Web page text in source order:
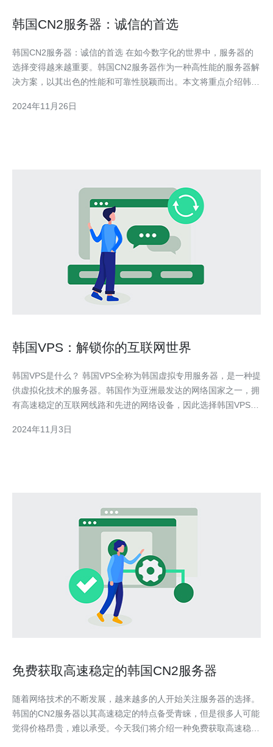
韩国CN2服务器：诚信的首选
韩国CN2服务器：诚信的首选 在如今数字化的世界中，服务器的
选择变得越来越重要。韩国CN2服务器作为一种高性能的服务器解
决方案，以其出色的性能和可靠性脱颖而出。本文将重点介绍韩国
CN2服务器采用了CN2 GIA线路，提供出色的网
2024年11月26日
韩国VPS：解锁你的互联网世界
韩国VPS是什么？ 韩国VPS全称为韩国虚拟专用服务器，是一种提
供虚拟化技术的服务器。韩国作为亚洲最发达的网络国家之一，拥
有高速稳定的互联网线路和先进的网络设备，因此选择韩国VPS可
VPS具有以下几个突出的优势： 高速稳定的网络连接：韩国拥有
2024年11月3日
免费获取高速稳定的韩国CN2服务器
随着网络技术的不断发展，越来越多的人开始关注服务器的选择。
韩国的CN2服务器以其高速稳定的特点备受青睐，但是很多人可能
觉得价格昂贵，难以承受。今天我们将介绍一种免费获取高速稳定